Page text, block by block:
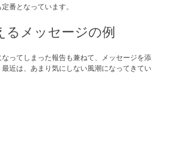
番となっています。
メッセージの例
ってしまった報告も兼ねて、メッセージを添
近は、あまり気にしない風潮になってきてい